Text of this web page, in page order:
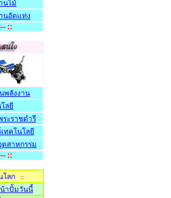
นไม
นอัดแท่ง
::
พลังงาน
ลย
ระราชดำรี
ทคโนโลยี
ตสาหกรรม
::
โลก
::
าปั้มวันนี้